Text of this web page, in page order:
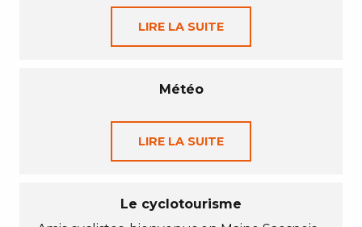
LIRE LA SUITE
Météo
LIRE LA SUITE
Le cyclotourisme